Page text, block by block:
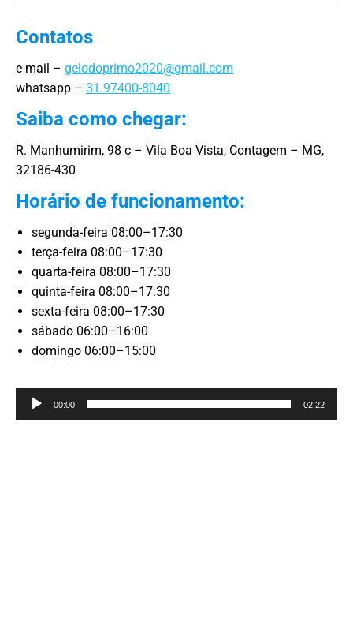
Contatos
e-mail – gelodoprimo2020@gmail.com
whatsapp – 31.97400-8040
Saiba como chegar:
R. Manhumirim, 98 c – Vila Boa Vista, Contagem – MG,
32186-430
Horário de funcionamento:
segunda-feira 08:00–17:30
terça-feira 08:00–17:30
quarta-feira 08:00–17:30
quinta-feira 08:00–17:30
sexta-feira 08:00–17:30
sábado 06:00–16:00
domingo 06:00–15:00
Reprodutor
de
00:00 02:22